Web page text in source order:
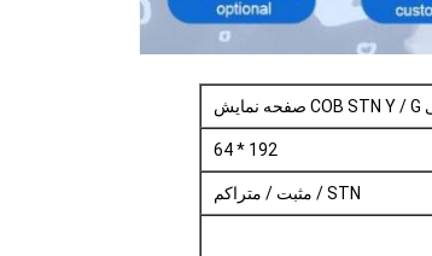
192 * 64
STN / مثبت / متراکم